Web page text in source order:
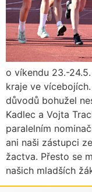
o víkendu 23.-
kraje ve
důvodů bohužel
Kadlec a Vojta
paralelním
ani naši zástupci
žactva. Přesto se
našich mladších